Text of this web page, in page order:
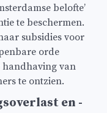
belofte’
te beschermen.
subsidies voor
orde
handhaving van
te ontzien.
en -